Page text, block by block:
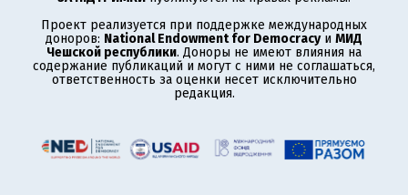
Проект реализуется при поддержке международных
доноров: National Endowment for Democracyи МИД
Чешской республики. Доноры не имеют влияния на
содержание публикаций и могут с ними не соглашаться,
ответственность за оценки несет исключительно
редакция.